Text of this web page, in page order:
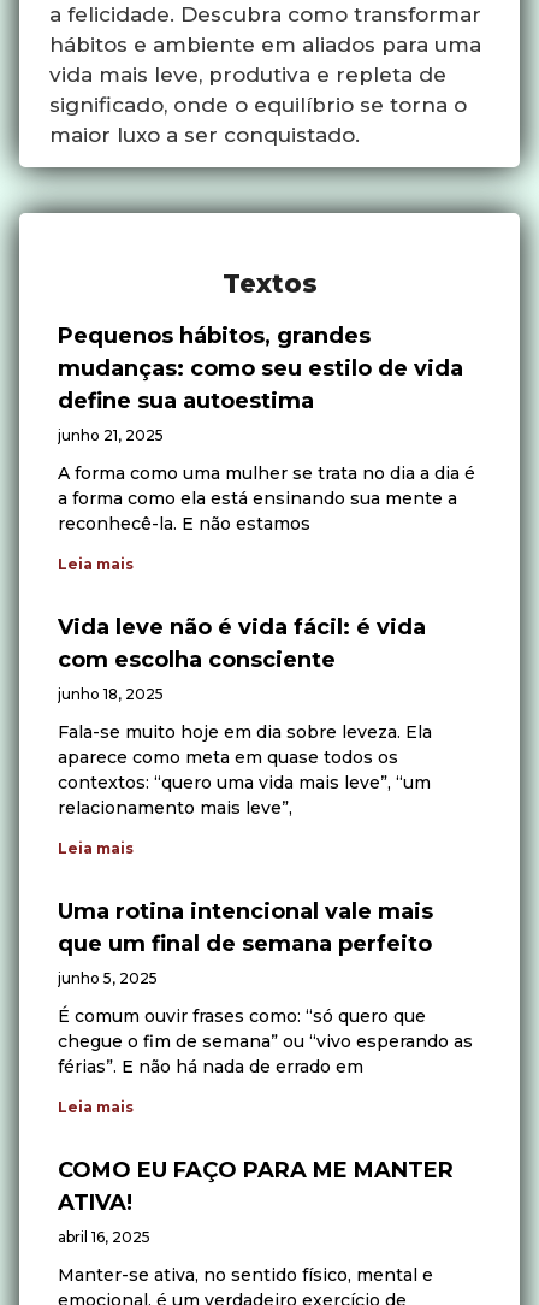
a felicidade. Descubra como transformar
hábitos e ambiente em aliados para uma
vida mais leve, produtiva e repleta de
significado, onde o equilíbrio se torna o
maior luxo a ser conquistado.
Textos
Pequenos hábitos, grandes
mudanças: como seu estilo de vida
define sua autoestima
junho 21, 2025
A forma como uma mulher se trata no dia a dia é
a forma como ela está ensinando sua mente a
reconhecê-la. E não estamos
Leia mais
Vida leve não é vida fácil: é vida
com escolha consciente
junho 18, 2025
Fala-se muito hoje em dia sobre leveza. Ela
aparece como meta em quase todos os
contextos: “quero uma vida mais leve”, “um
relacionamento mais leve”,
Leia mais
Uma rotina intencional vale mais
que um final de semana perfeito
junho 5, 2025
É comum ouvir frases como: “só quero que
chegue o fim de semana” ou “vivo esperando as
férias”. E não há nada de errado em
Leia mais
COMO EU FAÇO PARA ME MANTER
ATIVA!
abril 16, 2025
Manter-se ativa, no sentido físico, mental e
emocional, é um verdadeiro exercício de